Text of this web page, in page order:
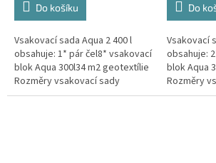
Do košíku
Vsakovací sada Aqua 2 400 l
obsahuje: 1* pár čel8* vsakovací
blok Aqua 300l34 m2 geotextílie
Rozměry vsakovací sady
960x80x52 cm Nosnost bloků až
Do
Vsakovací
obsahuje:
blok Aqua
Rozměry